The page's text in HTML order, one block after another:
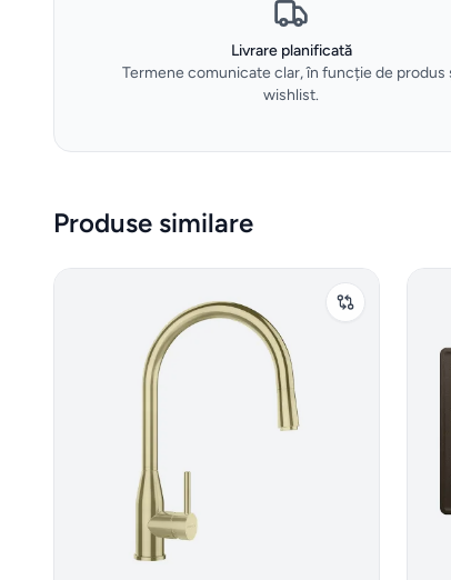
Livrare planificată
Termene comunicate clar, în funcție de produs
wishlist.
Produse similare